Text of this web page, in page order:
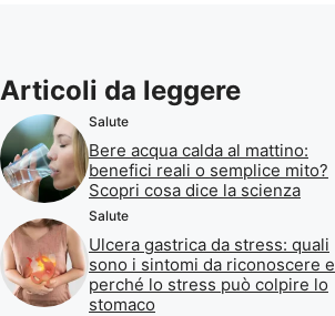
Articoli da leggere
Salute
Bere acqua calda al mattino:
benefici reali o semplice mito?
Scopri cosa dice la scienza
Salute
Ulcera gastrica da stress: quali
sono i sintomi da riconoscere e
perché lo stress può colpire lo
stomaco